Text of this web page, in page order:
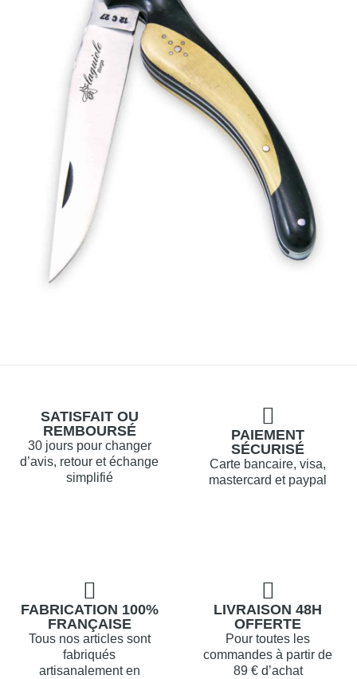
SATISFAIT OU
REMBOURSÉ
30 jours pour changer
d’avis, retour et échange
simplifié
PAIEMENT
SÉCURISÉ
Carte bancaire, visa,
mastercard et paypal
FABRICATION 100%
FRANÇAISE
Tous nos articles sont
fabriqués
artisanalement en
LIVRAISON 48H
OFFERTE
Pour toutes les
commandes à partir de
89 € d’achat